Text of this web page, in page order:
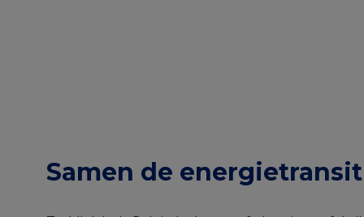
Frontpage
Samen de